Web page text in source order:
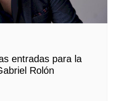
entradas para la
Rolón